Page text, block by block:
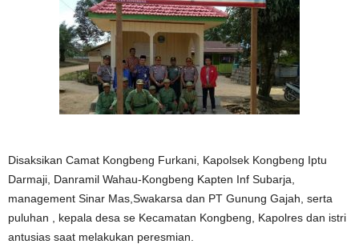
Disaksikan Camat Kongbeng Furkani, Kapolsek Kongbeng Iptu
Darmaji, Danramil Wahau-Kongbeng Kapten Inf Subarja,
management Sinar Mas,Swakarsa dan PT Gunung Gajah, serta
puluhan , kepala desa se Kecamatan Kongbeng, Kapolres dan istri
antusias saat melakukan peresmian.